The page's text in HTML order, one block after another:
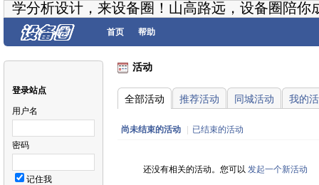
学分析设计，来设备圈！山高路远，设备圈陪你
首页 帮助
登录站点
用户名
密码
记住我
活动
全部活动 推荐活动 同城活动 我的
尚未结束的活动 已结束的活动
还没有相关的活动。您可以 发起一个新活动